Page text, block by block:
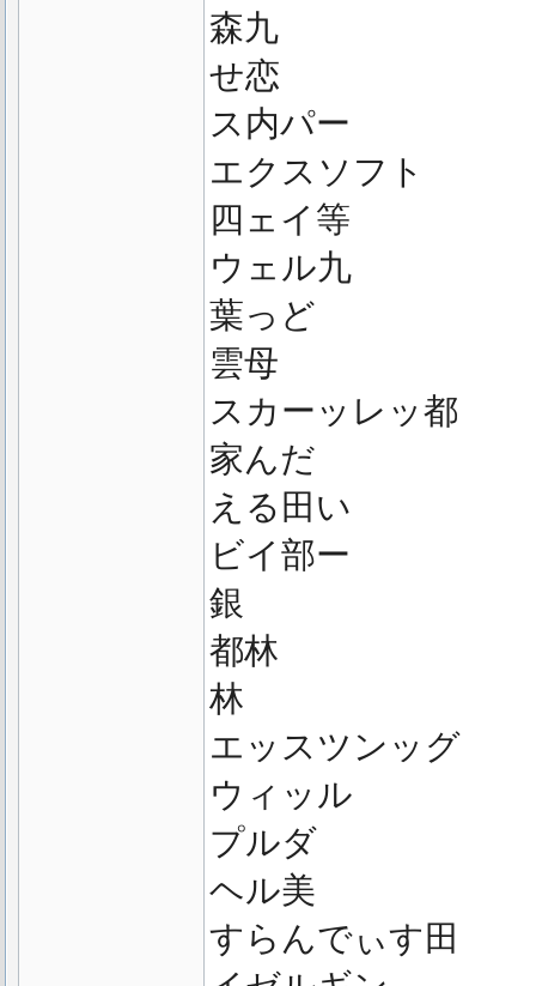
森九
せ恋
ス内パー
エクスソフト
四ェイ等
ウェル九
葉っど
雲母
スカーッレッ都
家んだ
える田い
ビイ部ー
銀
都林
林
エッスツンッグ
ウィッル
プルダ
ヘル美
すらんでぃす田